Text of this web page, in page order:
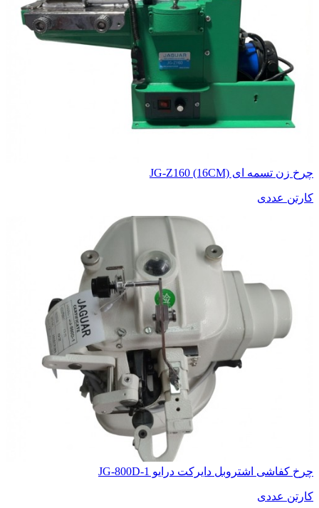
چرخ زن تسمه ای JG-Z160 (16CM)
کارتن عددی
چرخ کفاشی اشتروبل دایرکت درایو JG-800D-1
کارتن عددی